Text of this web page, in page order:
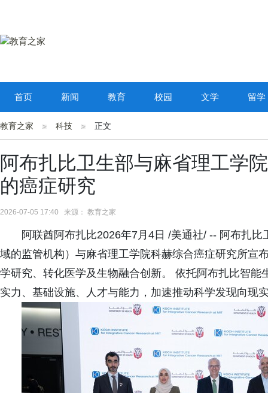
首页 新闻 教育 校园 文学 留学
教育之家 科技 正文
阿布扎比卫生部与麻省理工学
的癌症研究
2026-07-05 17:40 来源： 教育之家
阿联酋阿布扎比2026年7月4日 /美通社/ -- 阿布扎
域的监管机构）与麻省理工学院科赫综合癌症研究所宣
学研究、转化医学及生物融合创新。 依托阿布扎比智
实力、基础设施、人才与能力，加速推动科学发现向现